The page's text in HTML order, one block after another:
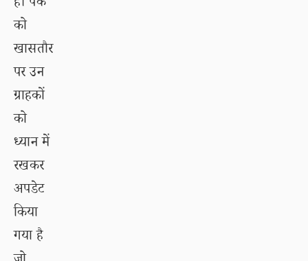
को
खासतौर
पर उन
ग्राहकों
को
ध्यान में
रखकर
अपडेट
किया
गया है